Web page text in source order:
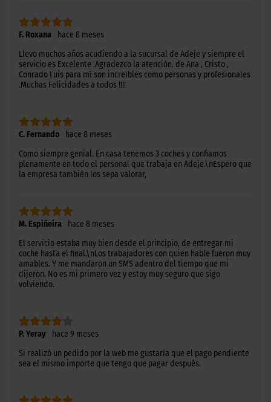
F. Roxana
hace 8 meses
Llevo muchos años acudiendo a la sucursal de Adeje y siempre el
servicio es Excelente .Agradezco la atención. de Ana , Cristo ,
Conrado Luis para mí son increíbles como personas y profesionales
.Muchas Felicidades a todos !!!!
C. Fernando
hace 8 meses
Como siempre genial. En casa tenemos 3 coches y confiamos
plenamente en todo el personal que trabaja en Adeje.\nEspero que
la empresa también los sepa valorar,
M. Espiñeira
hace 8 meses
El servicio estaba muy bien desde el principio, de entregar mi
coche hasta el final.\nLos trabajadores con quien hable fueron muy
amables. Y me mandaron un SMS adentro del tiempo que mi
dijeron. No es mi primero vez y estoy muy seguro que sigo
volviendo.
P. Yeray
hace 9 meses
Si realizó un pedido por la web me gustaría que el pago pendiente
sea el mismo importe que tengo que pagar después.